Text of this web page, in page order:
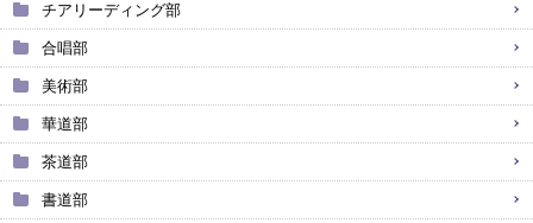
チアリーディング部
合唱部
美術部
華道部
茶道部
書道部